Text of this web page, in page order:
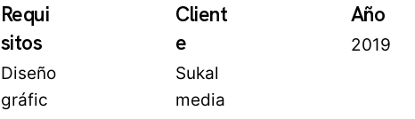
Requi
sitos
Diseño
gráfic
Client
e
Sukal
media
Año
2019